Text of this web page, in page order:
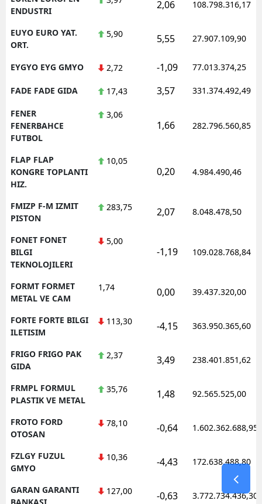
ENDUSTRI
2,06 108.798.316,17
EUYO EURO YAT.
ORT.
5,90 5,55 27.907.109,90
EYGYO EYG GMYO 2,72 -1,09 77.013.374,25
FADE FADE GIDA 17,43 3,57 331.374.492,49
FENER
FENERBAHCE
FUTBOL
3,06
1,66 282.796.560,85
FLAP FLAP
KONGRE TOPLANTI
HIZ.
10,05
0,20 4.984.490,46
FMIZP F-M IZMIT
PISTON
283,75 2,07 8.048.478,50
FONET FONET
BILGI
TEKNOLOJILERI
5,00
-1,19 109.028.768,84
FORMT FORMET
METAL VE CAM
1,74 0,00 39.437.320,00
FORTE FORTE BILGI
ILETISIM
113,30 -4,15 363.950.365,60
FRIGO FRIGO PAK
GIDA
2,37 3,49 238.401.851,62
FRMPL FORMUL
PLASTIK VE METAL
35,76 1,48 92.565.525,00
FROTO FORD
OTOSAN
78,10 -0,64 1.602.362.688,95
FZLGY FUZUL
GMYO
10,36 -4,43 172.638.488,80
GARAN GARANTI
BANKASI
127,00 -0,63 3.772.734.436,30